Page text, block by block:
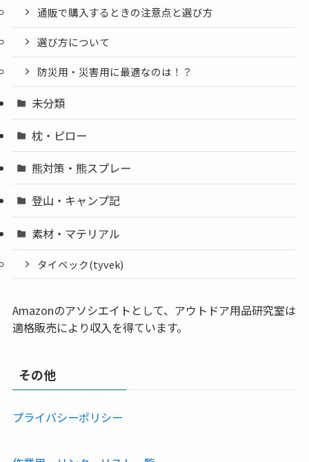
通販で購入するときの注意点と選び方
選び方について
防災用・災害用に最適なのは！？
未分類
枕・ピロー
熊対策・熊スプレー
登山・キャンプ記
素材・マテリアル
タイベック(tyvek)
Amazonのアソシエイトとして、アウトドア用品研究室は
適格販売により収入を得ています。
その他
プライバシーポリシー